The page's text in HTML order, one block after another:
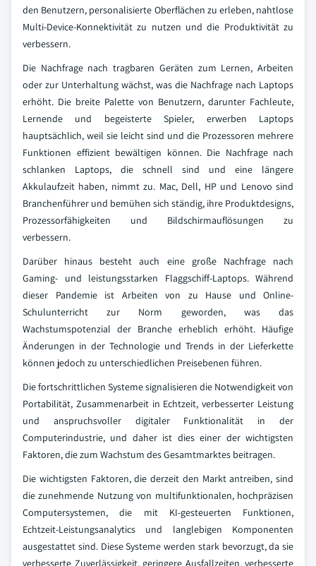
den Benutzern, personalisierte Oberflächen zu erleben, nahtlose
Multi-Device-Konnektivität zu nutzen und die Produktivität zu
verbessern.
Die Nachfrage nach tragbaren Geräten zum Lernen, Arbeiten
oder zur Unterhaltung wächst, was die Nachfrage nach Laptops
erhöht. Die breite Palette von Benutzern, darunter Fachleute,
Lernende und begeisterte Spieler, erwerben Laptops
hauptsächlich, weil sie leicht sind und die Prozessoren mehrere
Funktionen effizient bewältigen können. Die Nachfrage nach
schlanken Laptops, die schnell sind und eine längere
Akkulaufzeit haben, nimmt zu. Mac, Dell, HP und Lenovo sind
Branchenführer und bemühen sich ständig, ihre Produktdesigns,
Prozessorfähigkeiten und Bildschirmauflösungen zu
verbessern.
Darüber hinaus besteht auch eine große Nachfrage nach
Gaming- und leistungsstarken Flaggschiff-Laptops. Während
dieser Pandemie ist Arbeiten von zu Hause und Online-
Schulunterricht zur Norm geworden, was das
Wachstumspotenzial der Branche erheblich erhöht. Häufige
Änderungen in der Technologie und Trends in der Lieferkette
können jedoch zu unterschiedlichen Preisebenen führen.
Die fortschrittlichen Systeme signalisieren die Notwendigkeit von
Portabilität, Zusammenarbeit in Echtzeit, verbesserter Leistung
und anspruchsvoller digitaler Funktionalität in der
Computerindustrie, und daher ist dies einer der wichtigsten
Faktoren, die zum Wachstum des Gesamtmarktes beitragen.
Die wichtigsten Faktoren, die derzeit den Markt antreiben, sind
die zunehmende Nutzung von multifunktionalen, hochpräzisen
Computersystemen, die mit KI-gesteuerten Funktionen,
Echtzeit-Leistungsanalytics und langlebigen Komponenten
ausgestattet sind. Diese Systeme werden stark bevorzugt, da sie
verbesserte Zuverlässigkeit, geringere Ausfallzeiten, verbesserte